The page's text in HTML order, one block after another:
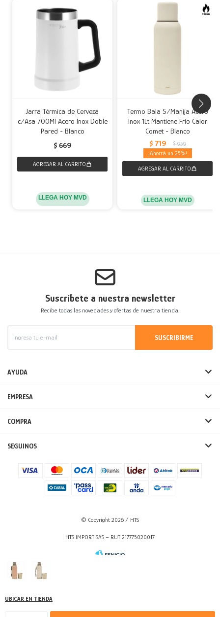
UBICAR EN TIENDA
Jarra Térmica de Cerveza
c/Asa 700Ml Acero Inox Doble
Pared - Blanco
$ 669
LLEGA HOY MVD
Termo Bala S/Manija Acero
Inox 1Lt Mantiene Frío Calor
Comet - Blanco
$ 719 $ 959
25
LLEGA HOY MVD
Suscríbete a nuestra newsletter
Recibe todas las novedades y ofertas de nuestra tienda.
SUSCRIBIRME
AYUDA
EMPRESA
COMPRA
SEGUINOS
© Copyright 2026 / HTS
HTS IMPORT SAS – RUT 217775020017